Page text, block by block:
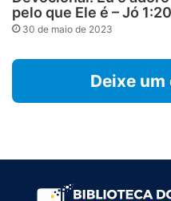
pelo que Ele é – Jó 1:20
30 de maio de 2023
Deixe